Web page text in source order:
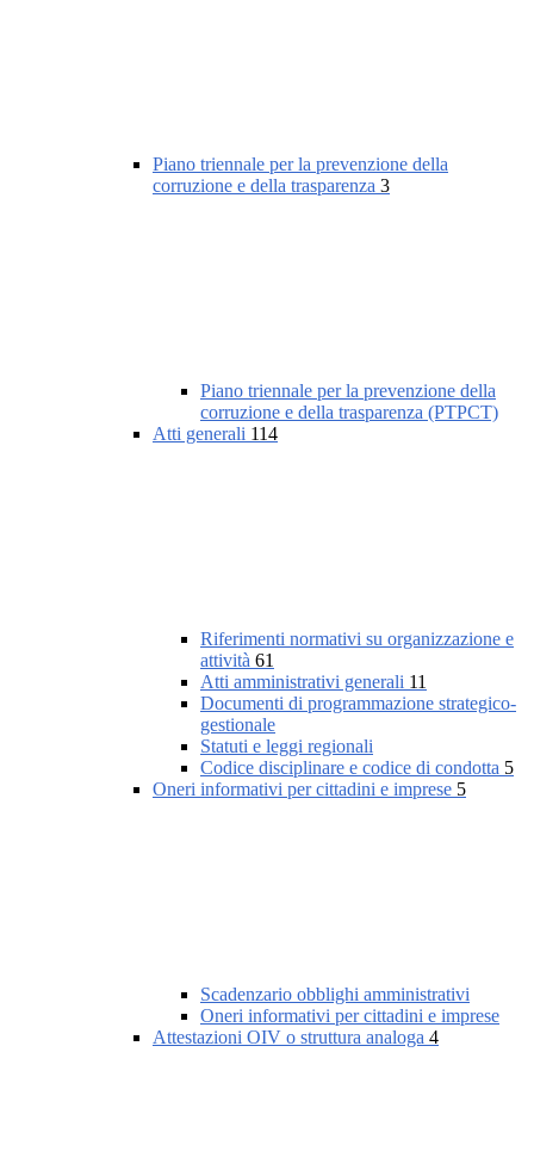
Piano triennale per la prevenzione della
corruzione e della trasparenza 3
Piano triennale per la prevenzione della
corruzione e della trasparenza (PTPCT)
Atti generali 114
Riferimenti normativi su organizzazione e
attività 61
Atti amministrativi generali 11
Documenti di programmazione strategico-
gestionale
Statuti e leggi regionali
Codice disciplinare e codice di condotta 5
Oneri informativi per cittadini e imprese 5
Scadenzario obblighi amministrativi
Oneri informativi per cittadini e imprese
Attestazioni OIV o struttura analoga 4